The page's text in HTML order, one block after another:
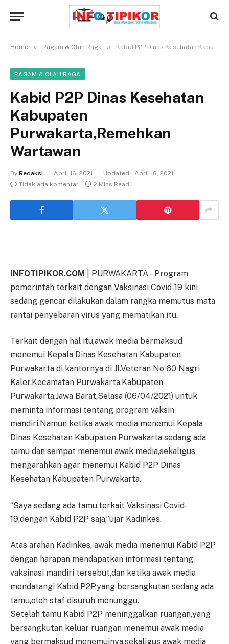
Home » Ragam & Olah Raga » Kabid P2P Dinas Kesehatan Kabupaten Purwakarta,Remehkan Wartawan
RAGAM & OLAH RAGA
Kabid P2P Dinas Kesehatan
Kabupaten
Purwakarta,Remehkan
Wartawan
By Redaksi April 16, 2021 Updated: April 16, 2021
Tidak ada komentar
2 Mins Read
INFOTIPIKOR.COM
| PURWAKARTA – Program
pemerintah terkait dengan Vaksinasi Covid-19 kini
sedang gencar dilakukan dalam rangka memutus mata
rantai penyebaran virus yang mematikan itu.
Terkait dengan hal itu,awak media bermaksud
menemui Kepala Dinas Kesehatan Kabupaten
Purwakarta di kantornya di Jl.Veteran No 60 Nagri
Kaler,Kecamatan Purwakarta,Kabupaten
Purwakarta,Jawa Barat,Selasa (06/04/2021) untuk
meminta informasi tentang program vaksin
mandiri.Namun ketika awak media menemui Kepala
Dinas Kesehatan Kabupaten Purwakarta sedang ada
tamu dan sempat menemui awak media,sekaligus
mengarahkan agar menemui Kabid P2P Dinas
Kesehatan Kabupaten Purwakarta.
“Saya sedang ada tamu,terkait Vaksinasi Covid-
19,dengan Kabid P2P saja,”ujar Kadinkes.
Atas arahan Kadinkes, awak media menemui Kabid P2P
dengan harapan mendapatkan informasi tentang
vaksinasi mandiri tersebut,dan ketika awak media
mendatangi Kabid P2P,yang bersangkutan sedang ada
tamu,oleh staf disuruh menunggu.
Setelah tamu Kabid P2P meninggalkan ruangan,yang
bersangkutan keluar ruangan menemui awak media
yang bermaksud menemuinya,sekaligus awak media